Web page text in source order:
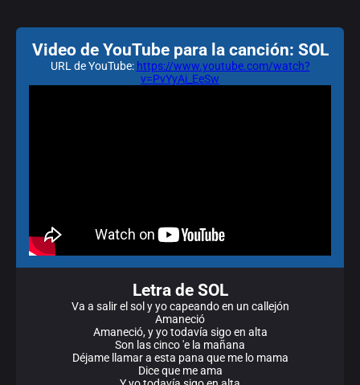
Video de YouTube para la canción: SOL
URL de YouTube: https://www.youtube.com/watch?
v=PvYyAi_EeSw
Letra de SOL
Va a salir el sol y yo capeando en un callejón
Amaneció
Amaneció, y yo todavía sigo en alta
Son las cinco 'e la mañana
Déjame llamar a esta pana que me lo mama
Dice que me ama